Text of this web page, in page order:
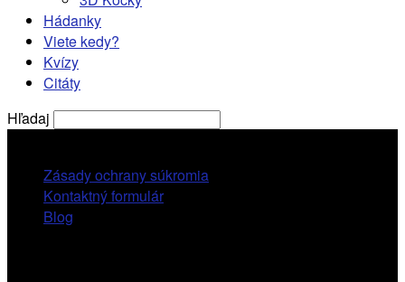
Hádanky
Viete kedy?
Kvízy
Citáty
Hľadaj
Zásady ochrany súkromia
Kontaktný formulár
Blog